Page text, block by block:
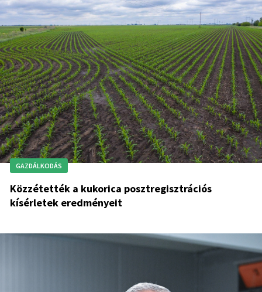
GAZDÁLKODÁS
Közzétették a kukorica posztregisztrációs
kísérletek eredményeit